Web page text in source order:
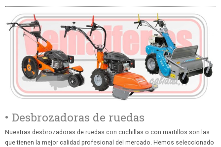
• Desbrozadoras de ruedas
Nuestras desbrozadoras de ruedas con cuchillas o con martillos son las
que tienen la mejor calidad profesional del mercado. Hemos seleccionado